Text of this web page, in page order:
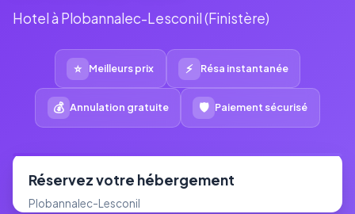
Hotel à Plobannalec-Lesconil (Finistère)
⭐ Meilleurs prix ⚡ Résa instantanée
💰 Annulation gratuite 🛡 Paiement sécurisé
Réservez votre hébergement
Plobannalec-Lesconil